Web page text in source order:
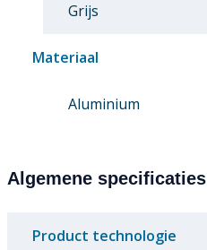
Grijs
Materiaal
Aluminium
Algemene specificaties
Product technologie